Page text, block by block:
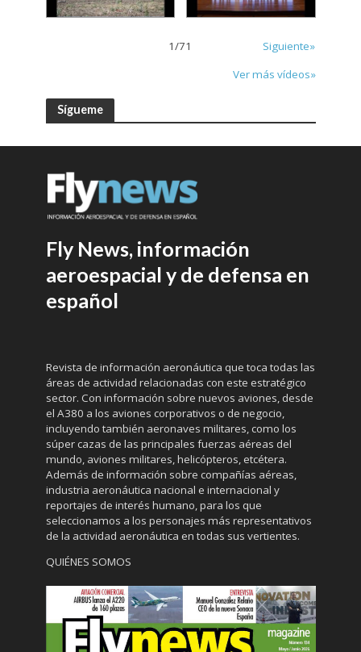
1/71
Siguiente»
Ver más vídeos»
Sígueme
Fly News, información
aeroespacial y de defensa en
español
Revista de información aeronáutica que toca todas las
áreas de actividad relacionadas con este estratégico
sector. Con información sobre nuevos aviones, desde
el A380 a los aviones corporativos o de negocio,
incluyendo también aeronaves militares, como los
súper cazas de las principales fuerzas aéreas del
mundo, aviones militares, helicópteros, etcétera.
Además de información sobre compañías aéreas,
industria aeronáutica nacional e internacional y
reportajes de interés humano, para los que
seleccionamos a los personajes más representativos
de la actividad aeronáutica en todas sus vertientes.
QUIÉNES SOMOS